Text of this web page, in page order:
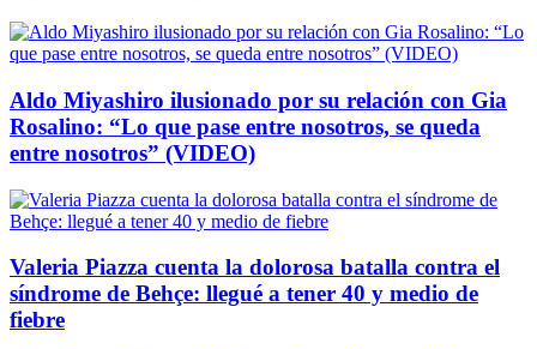
Aldo Miyashiro ilusionado por su relación con Gia
Rosalino: “Lo que pase entre nosotros, se queda
entre nosotros” (VIDEO)
Valeria Piazza cuenta la dolorosa batalla contra el
síndrome de Behçe: llegué a tener 40 y medio de
fiebre